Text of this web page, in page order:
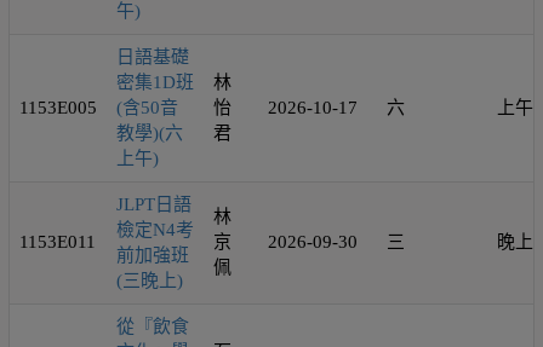
午)
1153E005
日語基礎
密集1D班
(含50音
教學)(六
上午)
林
怡
君
2026-10-17 六 上午
1153E011
JLPT日語
檢定N4考
前加強班
(三晚上)
林
京
佩
2026-09-30 三 晚上
從『飲食